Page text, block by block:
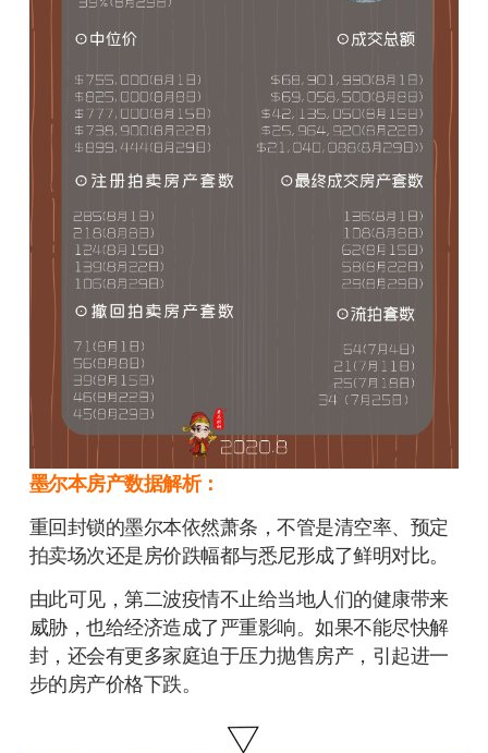
墨尔本房产数据解析：
重回封锁的墨尔本依然萧条，不管是清空率、预定
拍卖场次还是房价跌幅都与悉尼形成了鲜明对比。
由此可见，第二波疫情不止给当地人们的健康带来
威胁，也给经济造成了严重影响。如果不能尽快解
封，还会有更多家庭迫于压力抛售房产，引起进一
步的房产价格下跌。